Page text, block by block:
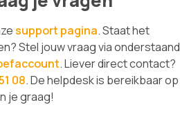
support pagina. Staat het
Stel jouw vraag via onderstaand
. Liever direct contact?
08. De helpdesk is bereikbaar op
je graag!